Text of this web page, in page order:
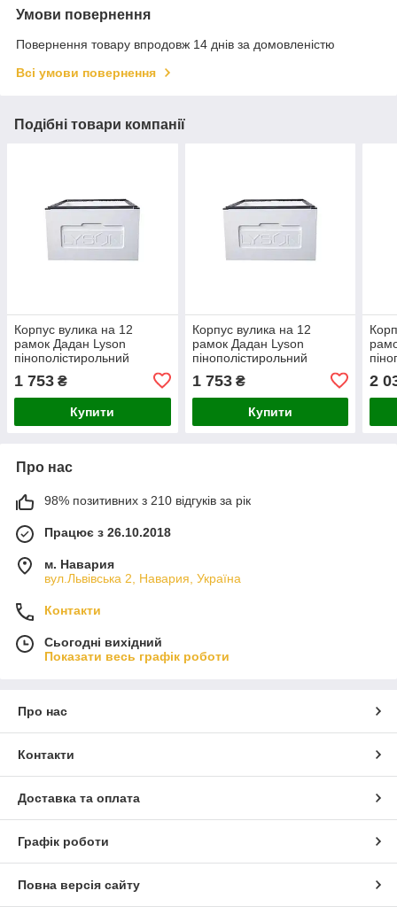
Умови повернення
Повернення товару впродовж 14 днів за домовленістю
Всі умови повернення
Подібні товари компанії
Корпус вулика на 12
рамок Дадан Lyson
пінополістирольний
нефарбований ділений 5-
6 рамок
1 753 ₴
Купити
Корпус вулика на 12
рамок Дадан Lyson
пінополістирольний
нефарбований ділений 6-
6 рамок
1 753₴
Купити
2
Про нас
98% позитивних з 210 відгуків за рік
Працює з 26.10.2018
м. Навария
вул.Львівська 2, Навария, Україна
Контакти
Сьогодні вихідний
Показати весь графік роботи
Про нас
Контакти
Доставка та оплата
Графік роботи
Повна версія сайту